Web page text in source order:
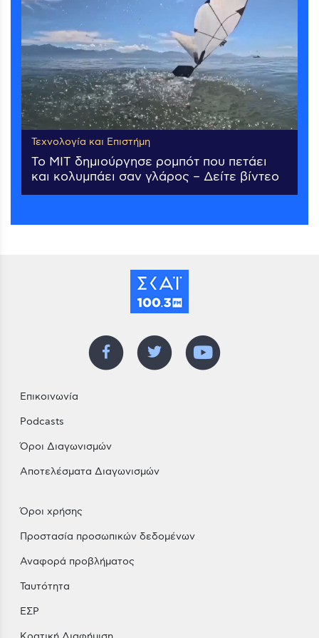
Τεχνολογία και Επιστήμη
Το MIT δημιούργησε ρομπότ που πετάει
και κολυμπάει σαν γλάρος – Δείτε βίντεο
Επικοινωνία
Podcasts
Όροι Διαγωνισμών
Αποτελέσματα Διαγωνισμών
Όροι χρήσης
Προστασία προσωπικών δεδομένων
Αναφορά προβλήματος
Ταυτότητα
ΕΣΡ